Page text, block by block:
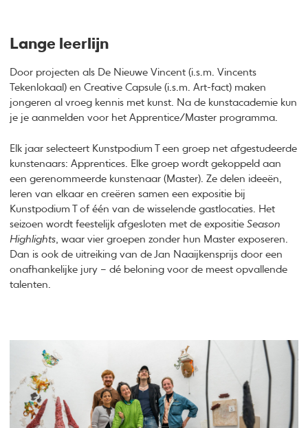
Lange leerlijn
Door projecten als De Nieuwe Vincent (i.s.m. Vincents
Tekenlokaal) en Creative Capsule (i.s.m. Art-fact) maken
jongeren al vroeg kennis met kunst. Na de kunstacademie kun
je je aanmelden voor het Apprentice/Master programma.
Elk jaar selecteert Kunstpodium T een groep net afgestudeerde
kunstenaars: Apprentices. Elke groep wordt gekoppeld aan
een gerenommeerde kunstenaar (Master). Ze delen ideeën,
leren van elkaar en creëren samen een expositie bij
Kunstpodium T of één van de wisselende gastlocaties. Het
seizoen wordt feestelijk afgesloten met de expositieSeason
Highlights , waar vier groepen zonder hun Master exposeren.
Dan is ook de uitreiking van de Jan Naaijkensprijs door een
onafhankelijke jury – dé beloning voor de meest opvallende
talenten.